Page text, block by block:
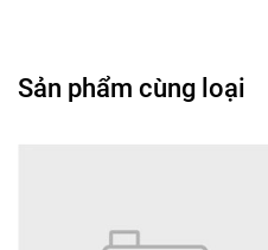
Sản phẩm cùng loại